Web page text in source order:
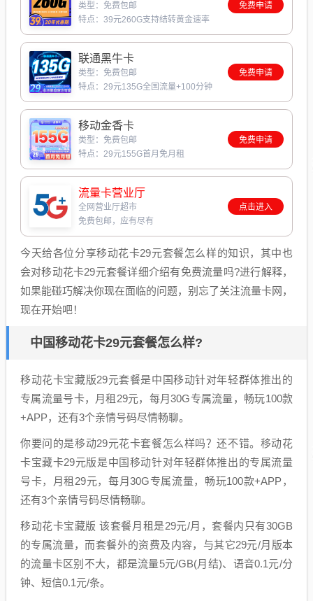
类型：免费包邮
特点：39元260G支持结转黄金速率
免费申请
联通黑牛卡
类型：免费包邮
特点：29元135G全国流量+100分钟
免费申请
移动金香卡
类型：免费包邮
特点：29元155G首月免月租
免费申请
流量卡营业厅
全网营业厅超市
免费包邮，应有尽有
点击进入
今天给各位分享移动花卡29元套餐怎么样的知识，其中也
会对移动花卡29元套餐详细介绍有免费流量吗?进行解释，
如果能碰巧解决你现在面临的问题，别忘了关注流量卡网，
现在开始吧！
中国移动花卡29元套餐怎么样?
移动花卡宝藏版29元套餐是中国移动针对年轻群体推出的
专属流量号卡，月租29元，每月30G专属流量，畅玩100款
+APP，还有3个亲情号码尽情畅聊。
你要问的是移动29元花卡套餐怎么样吗？还不错。移动花
卡宝藏卡29元版是中国移动针对年轻群体推出的专属流量
号卡，月租29元，每月30G专属流量，畅玩100款+APP，
还有3个亲情号码尽情畅聊。
移动花卡宝藏版 该套餐月租是29元/月，套餐内只有30GB
的专属流量，而套餐外的资费及内容，与其它29元/月版本
的流量卡区别不大，都是流量5元/GB(月结)、语音0.1元/分
钟、短信0.1元/条。